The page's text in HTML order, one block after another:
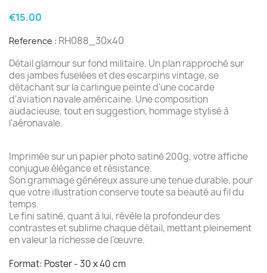
€15.00
Reference : RH088_30x40
Détail glamour sur fond militaire. Un plan rapproché sur
des jambes fuselées et des escarpins vintage, se
détachant sur la carlingue peinte d'une cocarde
d'aviation navale américaine. Une composition
audacieuse, tout en suggestion, hommage stylisé à
l'aéronavale.
Imprimée sur un papier photo satiné 200g, votre affiche
conjugue élégance et résistance.
Son grammage généreux assure une tenue durable, pour
que votre illustration conserve toute sa beauté au fil du
temps.
Le fini satiné, quant à lui, révèle la profondeur des
contrastes et sublime chaque détail, mettant pleinement
en valeur la richesse de l’œuvre.
Format: Poster - 30 x 40 cm